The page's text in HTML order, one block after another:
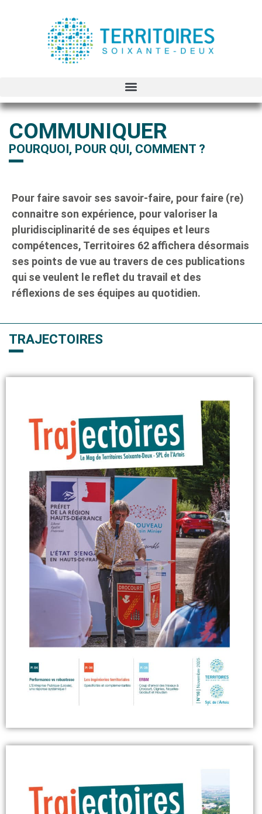
COMMUNIQUER
POURQUOI, POUR QUI, COMMENT ?
Pour faire savoir ses savoir-faire, pour faire (re)
connaitre son expérience, pour valoriser la
pluridisciplinarité de ses équipes et leurs
compétences, Territoires 62 affichera désormais
ses points de vue au travers de ces publications
qui se veulent le reflet du travail et des
réflexions de ses équipes au quotidien.
TRAJECTOIRES